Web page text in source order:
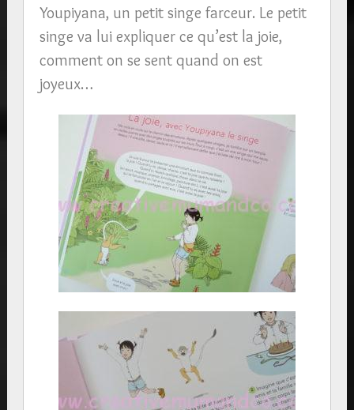
Youpiyana, un petit singe farceur. Le petit
singe va lui expliquer ce qu’est la joie,
comment on se sent quand on est
joyeux…